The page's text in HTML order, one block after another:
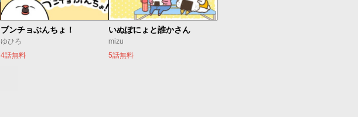
ブンチョぶんちょ！
ゆひろ
4話無料
いぬぽにょと誰かさん
mizu
5話無料